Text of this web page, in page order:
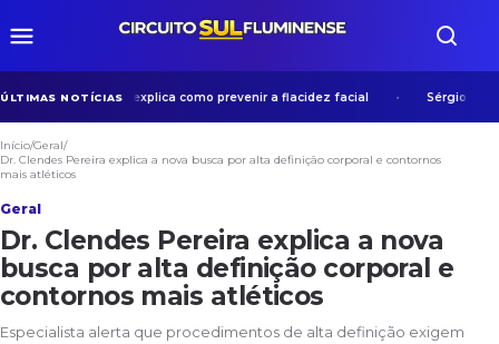
ÚLTIMAS NOTÍCIAS
Gabriel Machado explica como prevenir a flacidez facial Sérgio Filho
Início/Geral/
Dr. Clendes Pereira explica a nova busca por alta definição corporal e contornos
mais atléticos
Geral
Dr. Clendes Pereira explica a nova
busca por alta definição corporal e
contornos mais atléticos
Especialista alerta que procedimentos de alta definição exigem